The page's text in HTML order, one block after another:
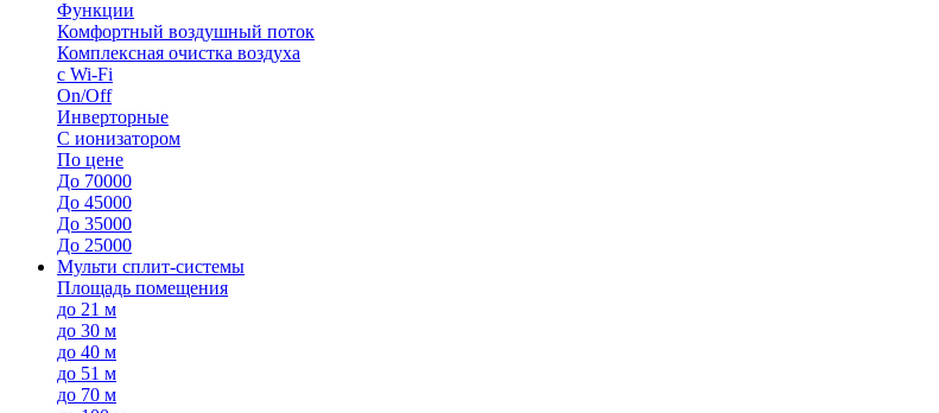
Функции
Комфортный воздушный поток
Комплексная очистка воздуха
с Wi-Fi
On/Off
Инверторные
С ионизатором
По цене
До 70000
До 45000
До 35000
До 25000
Мульти сплит-системы
Площадь помещения
до 21 м
до 30 м
до 40 м
до 51 м
до 70 м